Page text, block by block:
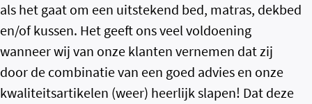
als het gaat om een uitstekend bed, matras, dekbed
en/of kussen. Het geeft ons veel voldoening
wanneer wij van onze klanten vernemen dat zij
door de combinatie van een goed advies en onze
kwaliteitsartikelen (weer) heerlijk slapen! Dat deze